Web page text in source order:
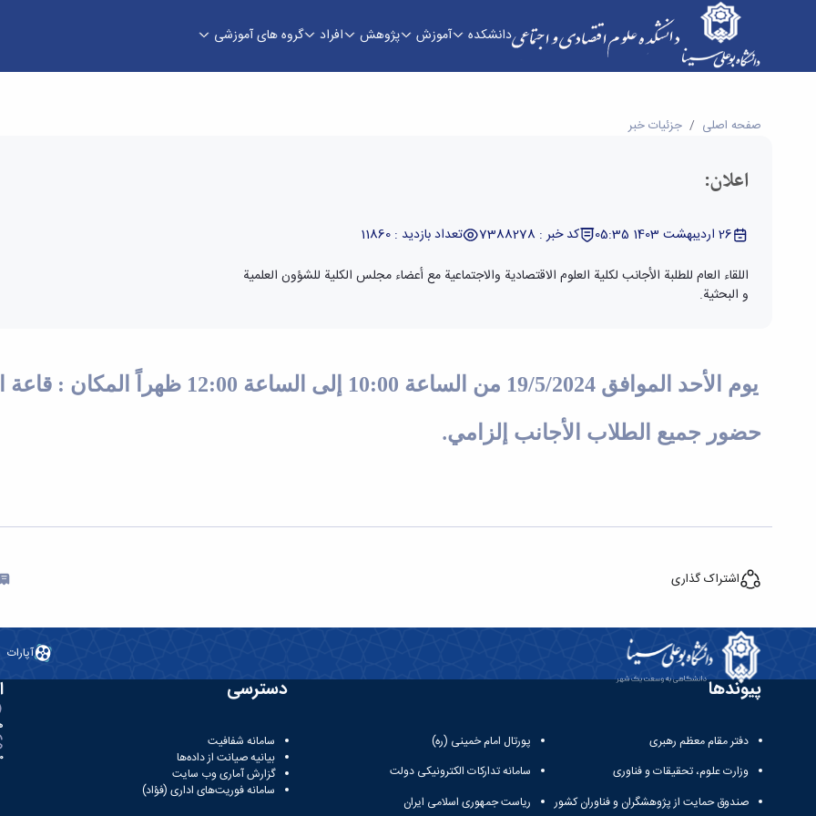
دانشکده آموزش پژوهش افراد گروه های آموزشی
اعلان: - دانشکده علوم اقتصادی و اجتماعی
صفحه اصلی جزئیات خبر
اعلان:
26 اردیبهشت 1403 05:35 کد خبر : 7388278
تعداد بازدید : 11860
اللقاء العام للطلبة الأجانب لكلية العلوم الاقتصادية والاجتماعية مع أعضاء مجلس الكلية للشؤون العلمية
و البحثية.
يوم الأحد الموافق 19/5/2024 من الساعة 10:00 إلى الساعة 12:00 ظهراً المكان : قاعة الندوات بالكلية
حضور جميع الطلاب الأجانب إلزامي.
اشتراک گذاری
آپارات
پیوندها
دفتر مقام معظم رهبری
وزارت علوم، تحقیقات و فناوری
صندوق حمایت از پژوهشگران و فناوران کشور
پورتال امام خمینی (ره)
سامانه تدارکات الکترونیکی دولت
ریاست جمهوری اسلامی ایران
دسترسی
سامانه شفافیت
بیانیه صیانت از داده‌ها
گزارش آماری وب‌ سایت
سامانه فوریت‌های اداری (فؤاد)